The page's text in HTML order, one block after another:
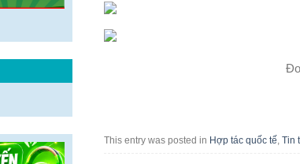
This entry was posted in Hợp tác quốc tế Tin